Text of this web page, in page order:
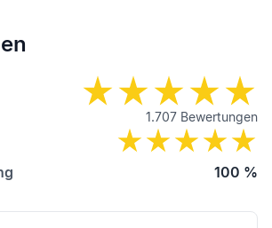
1.707 Bewertungen
100 %